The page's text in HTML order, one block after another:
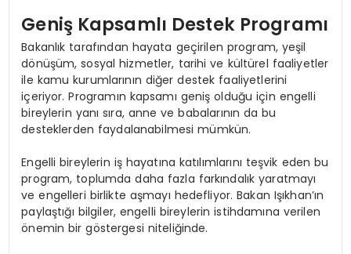
Geniş Kapsamlı Destek Programı
Bakanlık tarafından hayata geçirilen program, yeşil
dönüşüm, sosyal hizmetler, tarihi ve kültürel faaliyetler
ile kamu kurumlarının diğer destek faaliyetlerini
içeriyor. Programın kapsamı geniş olduğu için engelli
bireylerin yanı sıra, anne ve babalarının da bu
desteklerden faydalanabilmesi mümkün.
Engelli bireylerin iş hayatına katılımlarını teşvik eden bu
program, toplumda daha fazla farkındalık yaratmayı
ve engelleri birlikte aşmayı hedefliyor. Bakan Işıkhan’ın
paylaştığı bilgiler, engelli bireylerin istihdamına verilen
önemin bir göstergesi niteliğinde.